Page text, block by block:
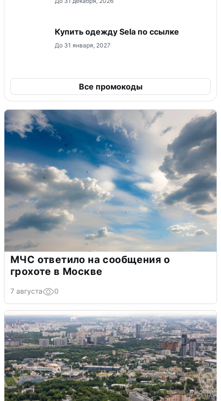
Купить одежду Sela по ссылке
До 31 января, 2027
Все промокоды
МЧС ответило на сообщения о
грохоте в Москве
7 августа 0